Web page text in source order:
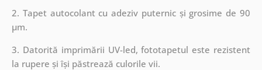
2. Tapet autocolant cu adeziv puternic și grosime de 90
µm.
3. Datorită imprimării UV-led, fototapetul este rezistent
la rupere și își păstrează culorile vii.